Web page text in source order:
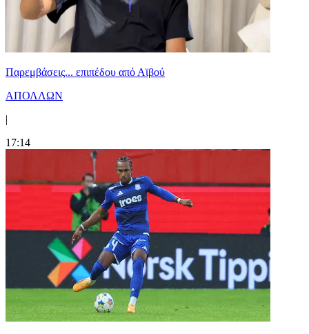
Παρεμβάσεις... επιπέδου από Αϊβού
ΑΠΟΛΛΩΝ
|
17:14